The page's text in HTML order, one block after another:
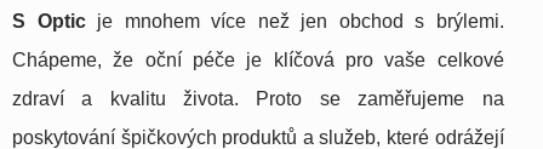
S Opticje mnohem více než jen obchod s brýlemi.
Chápeme, že oční péče je klíčová pro vaše celkové
zdraví a kvalitu života. Proto se zaměřujeme na
poskytování špičkových produktů a služeb, které odrážejí